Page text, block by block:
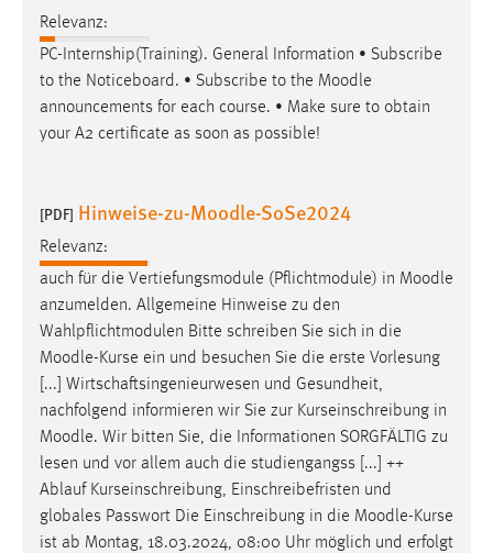
Relevanz:
PC-Internship(Training). General Information • Subscribe
to the Noticeboard. • Subscribe to the Moodle
announcements for each course. • Make sure to obtain
your A2 certificate as soon as possible!
[PDF] Hinweise-zu-Moodle-SoSe2024
Relevanz:
auch für die Vertiefungsmodule (Pflichtmodule) in Moodle
anzumelden. Allgemeine Hinweise zu den
Wahlpflichtmodulen Bitte schreiben Sie sich in die
Moodle-Kurse ein und besuchen Sie die erste Vorlesung
[...] Wirtschaftsingenieurwesen und Gesundheit,
nachfolgend informieren wir Sie zur Kurseinschreibung in
Moodle. Wir bitten Sie, die Informationen SORGFÄLTIG zu
lesen und vor allem auch die studiengangss [...] ++
Ablauf Kurseinschreibung, Einschreibefristen und
globales Passwort Die Einschreibung in die Moodle-Kurse
ist ab Montag, 18.03.2024, 08:00 Uhr möglich und erfolgt